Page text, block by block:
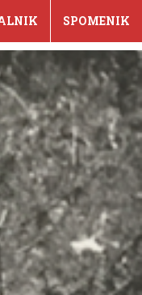
SPOMENIK